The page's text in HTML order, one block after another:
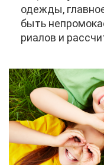
одеж­ды,
быть
ри­а­лов и